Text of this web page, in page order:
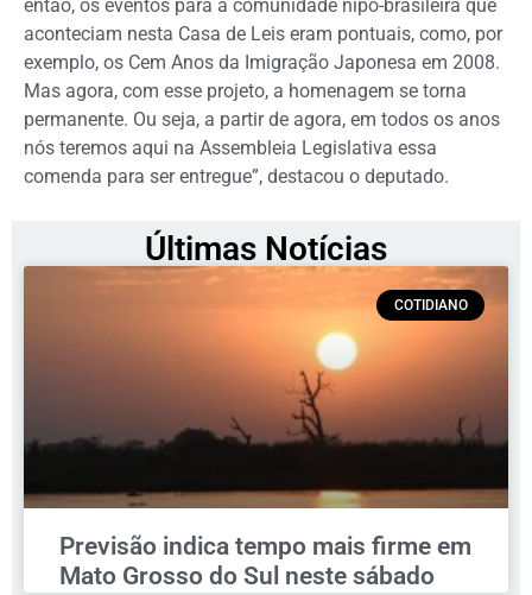
então, os eventos para a comunidade nipo-brasileira que
aconteciam nesta Casa de Leis eram pontuais, como, por
exemplo, os Cem Anos da Imigração Japonesa em 2008.
Mas agora, com esse projeto, a homenagem se torna
permanente. Ou seja, a partir de agora, em todos os anos
nós teremos aqui na Assembleia Legislativa essa
comenda para ser entregue”, destacou o deputado.
Últimas Notícias
COTIDIANO
Previsão indica tempo mais firme em
Mato Grosso do Sul neste sábado